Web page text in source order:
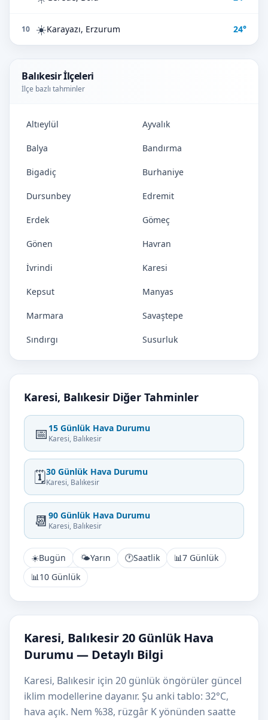
10 ☀️Karayazı, Erzurum 24°
Balıkesir İlçeleri
İlçe bazlı tahminler
Altıeylül Ayvalık
Balya Bandırma
Bigadiç Burhaniye
Dursunbey Edremit
Erdek Gömeç
Gönen Havran
İvrindi Karesi
Kepsut Manyas
Marmara Savaştepe
Sındırgı Susurluk
Karesi, Balıkesir Diğer Tahminler
📅 15 Günlük Hava Durumu
Karesi, Balıkesir
🗓️30 Günlük Hava Durumu
Karesi, Balıkesir
📆 90 Günlük Hava Durumu
Karesi, Balıkesir
☀️Bugün 🌤️Yarın 🕐Saatlik 📊7 Günlük
📊10 Günlük
Karesi, Balıkesir 20 Günlük Hava
Durumu — Detaylı Bilgi
Karesi, Balıkesir için 20 günlük öngörüler güncel
iklim modellerine dayanır. Şu anki tablo: 32°C,
hava açık. Nem %38, rüzgâr K yönünden saatte